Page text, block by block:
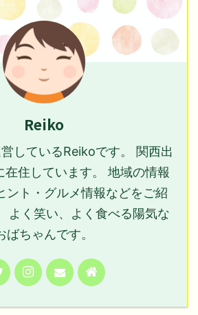
Reiko
しているReikoです。 関西出
在住しています。 地域の情報
ント・グルメ情報などをご紹
よく笑い、よく食べる陽気な
ばちゃんです。